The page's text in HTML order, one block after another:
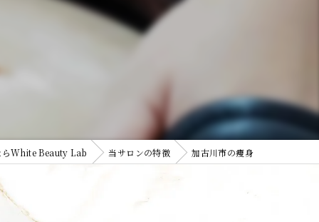
の痩身
らWhite Beauty Lab 当サロンの特徴 加古川市の痩身